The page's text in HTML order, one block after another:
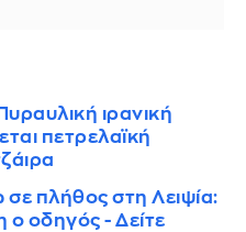
ιρανική
πετρελαϊκή
πλήθος στη Λειψία:
ο οδηγός - Δείτε